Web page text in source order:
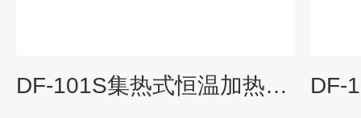
DF-101S集热式恒温加热磁力搅拌器价格